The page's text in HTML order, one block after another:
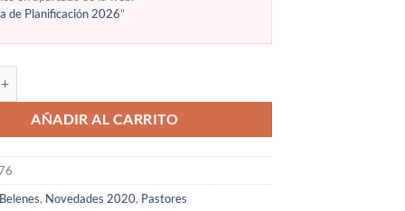
de Planificación 2026"
AÑADIR AL CARRITO
Belenes, Novedades 2020, Pastores